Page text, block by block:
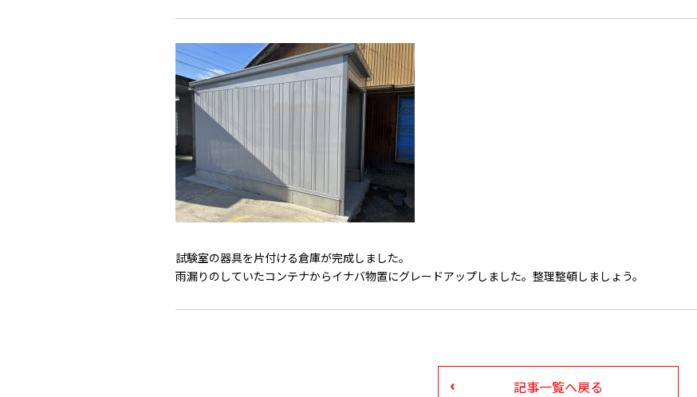
試験室の器具を片付ける倉庫が完成しました。
雨漏りのしていたコンテナからイナバ物置にグレードアップしました。整理整頓しましょう。
記事一覧へ戻る